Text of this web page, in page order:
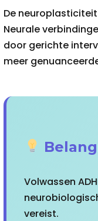
De
Neurale
door gerichte
meer
Volwassen
vereist.